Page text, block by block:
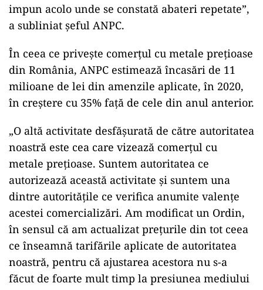
impun acolo unde se constată abateri repetate”,
a subliniat şeful ANPC.
În ceea ce priveşte comerţul cu metale preţioase
din România, ANPC estimează încasări de 11
milioane de lei din amenzile aplicate, în 2020,
în creştere cu 35% faţă de cele din anul anterior.
„O altă activitate desfăşurată de către autoritatea
noastră este cea care vizează comerţul cu
metale preţioase. Suntem autoritatea ce
autorizează această activitate şi suntem una
dintre autorităţile ce verifica anumite valenţe
acestei comercializări. Am modificat un Ordin,
în sensul că am actualizat preţurile din tot ceea
ce înseamnă tarifările aplicate de autoritatea
noastră, pentru că ajustarea acestora nu s-a
făcut de foarte mult timp la presiunea mediului